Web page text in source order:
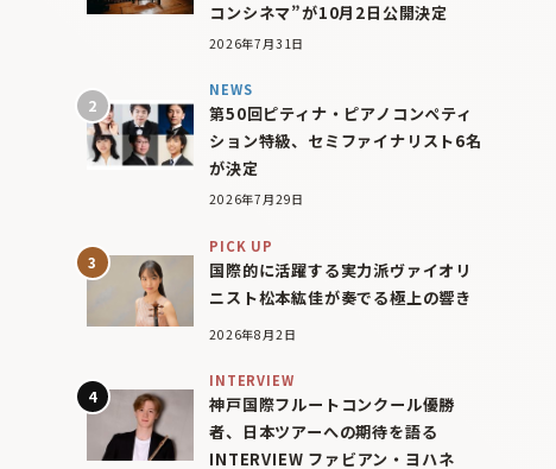
コンシネマ”が10月2日公開決定
2026年7月31日
NEWS
第50回ピティナ・ピアノコンペティ
ション特級、セミファイナリスト6名
が決定
2026年7月29日
PICK UP
国際的に活躍する実力派ヴァイオリ
ニスト松本紘佳が奏でる極上の響き
2026年8月2日
INTERVIEW
神戸国際フルートコンクール優勝
者、日本ツアーへの期待を語る
INTERVIEW ファビアン・ヨハネ